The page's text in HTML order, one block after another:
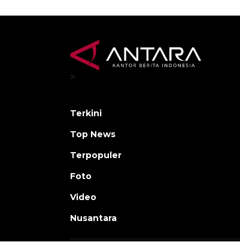
>
Terkini
Top News
Terpopuler
Foto
Video
Nusantara